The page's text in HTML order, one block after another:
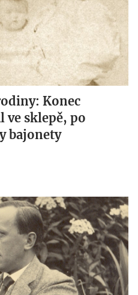
Konec
ve sklepě, po
bajonety